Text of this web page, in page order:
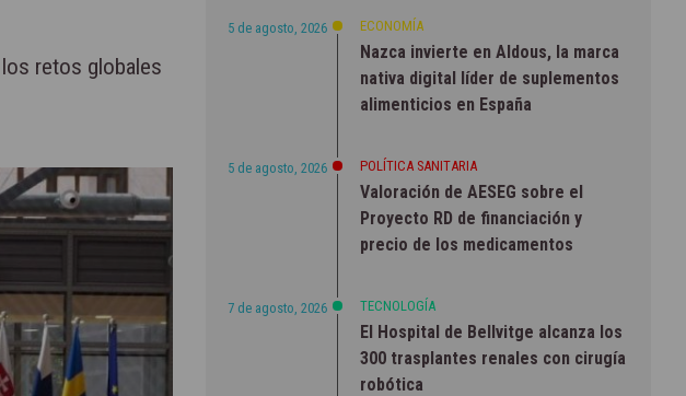
los retos globales
5 de agosto, 2026 ECONOMÍA
Nazca invierte en Aldous, la marca
nativa digital líder de suplementos
alimenticios en España
5 de agosto, 2026 POLÍTICA SANITARIA
Valoración de AESEG sobre el
Proyecto RD de financiación y
precio de los medicamentos
7 de agosto, 2026 TECNOLOGÍA
El Hospital de Bellvitge alcanza los
300 trasplantes renales con cirugía
robótica